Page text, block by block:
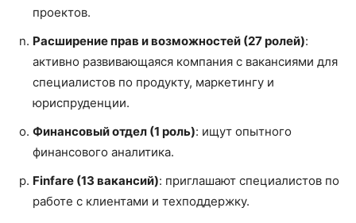
проектов.
Расширение прав и возможностей (27 ролей):
активно развивающаяся компания с вакансиями для
специалистов по продукту, маркетингу и
юриспруденции.
Финансовый отдел (1 роль): ищут опытного
финансового аналитика.
Finfare (13 вакансий): приглашают специалистов по
работе с клиентами и техподдержку.